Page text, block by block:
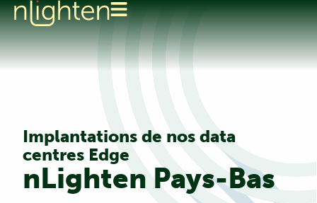
Implantations de nos data
centres Edge
nLighten Pays-Bas